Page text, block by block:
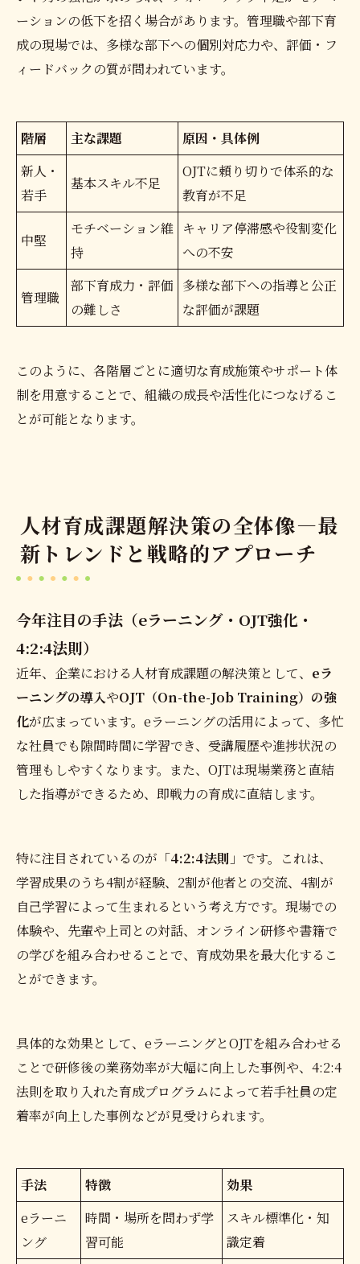
ーションの低下を招く場合があります。管理職や部下育
成の現場では、多様な部下への個別対応力や、評価・フ
ィードバックの質が問われています。
階層 主な課題
原因・具体例
新人・
若手
基本スキル不足
OJTに頼り切りで体系的な
教育が不足
中堅
モチベーション維
持
キャリア停滞感や役割変化
への不安
管理職
部下育成力・評価
の難しさ
多様な部下への指導と公正
な評価が課題
このように、各階層ごとに適切な育成施策やサポート体
制を用意することで、組織の成長や活性化につなげるこ
とが可能となります。
人材育成課題解決策の全体像―最
新トレンドと戦略的アプローチ
今年注目の手法（eラーニング・OJT強化・
4:2:4法則）
近年、企業における人材育成課題の解決策として、 eラ
ーニングの導入やOJT（On-the-Job Training）の強
化が広まっています。eラーニングの活用によって、多忙
な社員でも隙間時間に学習でき、受講履歴や進捗状況の
管理もしやすくなります。また、OJTは現場業務と直結
した指導ができるため、即戦力の育成に直結します。
特に注目されているのが「4:2:4法則 」です。これは、
学習成果のうち4割が経験、2割が他者との交流、4割が
自己学習によって生まれるという考え方です。現場での
体験や、先輩や上司との対話、オンライン研修や書籍で
の学びを組み合わせることで、育成効果を最大化するこ
とができます。
具体的な効果として、eラーニングとOJTを組み合わせる
ことで研修後の業務効率が大幅に向上した事例や、4:2:4
法則を取り入れた育成プログラムによって若手社員の定
着率が向上した事例などが見受けられます。
手法 特徴
効果
eラーニ
ング
時間・場所を問わず学
習可能
スキル標準化・知
識定着